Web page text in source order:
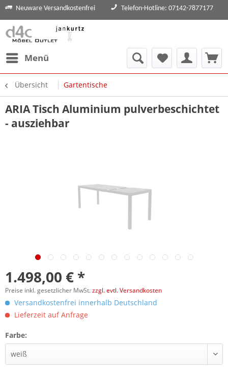
Neuware Versandkostenfrei Telefon-Hotline: 07142-7877177
Menü
Übersicht Gartentische
ARIA Tisch Aluminium pulverbeschichtet
- ausziehbar
1.498,00 € *
Preise inkl. gesetzlicher MwSt.zzgl. evtl. Versandkosten
Versandkostenfrei innerhalb Deutschland
Lieferzeit auf Anfrage
Farbe: